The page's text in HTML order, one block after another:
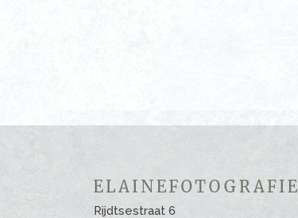
ELAINEFOTOGRAFIE
Rijdtsestraat 6